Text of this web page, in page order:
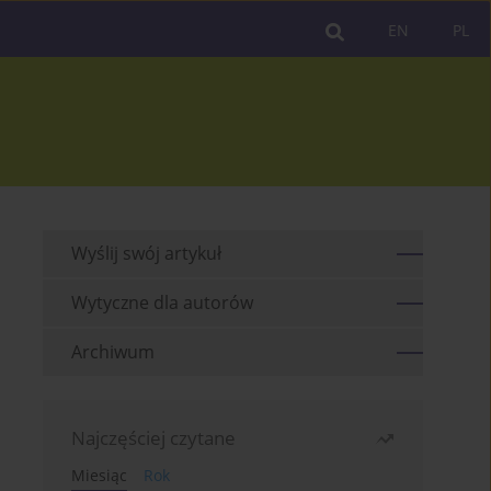
PL
EN
Wyślij swój artykuł
Wytyczne dla autorów
Archiwum
Najczęściej czytane
Miesiąc
Rok